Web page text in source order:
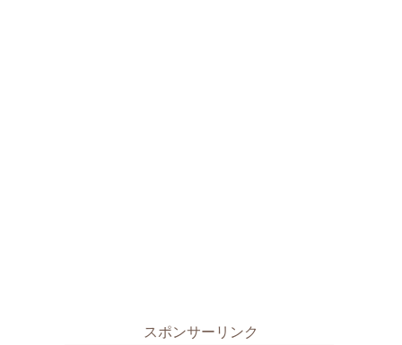
スポンサーリンク